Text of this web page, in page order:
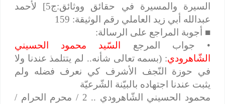
السيرة والمسيرة في حقائق ووثائق:ج5] لأحمد
عبدالله أبي زيد العاملي رقم الوثيقة: 159
■أجوبة المراجع على الرسالة:
• جواب المرجع
السّيد محمود الحسيني
الشّاهرودي: (بسمه تعالى شأنه.. لم يتتلمذ عندنا وﻻ
في حوزة النّجف الأشرف كي نعرف فضله ولم
يثبت عندنا اجتهاده بالبيّنة الشّرعيّة
محمود الحسيني الشّاهرودي .. 2 / محرم الحرام /